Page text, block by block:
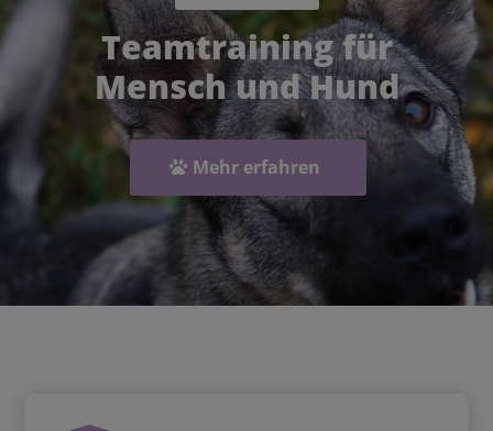
Teamtraining für
Mensch und Hund
Mehr erfahren